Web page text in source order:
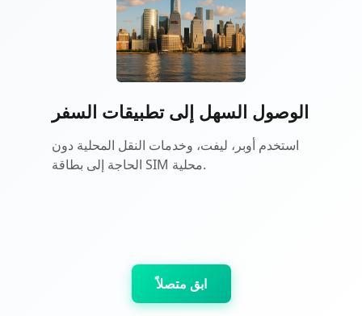
الوصول السهل إلى تطبيقات السفر
استخدم أوبر، ليفت، وخدمات النقل المحلية دون
الحاجة إلى بطاقة SIM محلية.
ابق متصلاً